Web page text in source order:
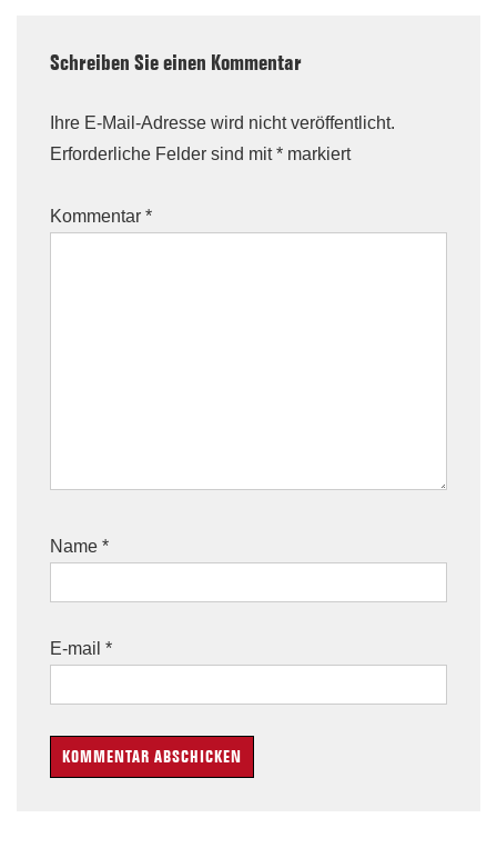
Schreiben Sie einen Kommentar
Ihre E-Mail-Adresse wird nicht veröffentlicht.
Erforderliche Felder sind mit* markiert
Kommentar *
Name *
E-mail *